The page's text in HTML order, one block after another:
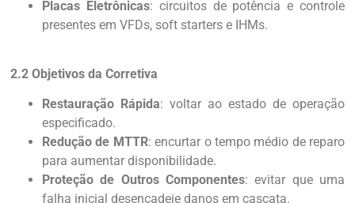
Placas Eletrônicas: circuitos de potência e controle
presentes em VFDs, soft starters e IHMs.
2.2 Objetivos da Corretiva
Restauração Rápida: voltar ao estado de operação
especificado.
Redução de MTTR: encurtar o tempo médio de reparo
para aumentar disponibilidade.
Proteção de Outros Componentes: evitar que uma
falha inicial desencadeie danos em cascata.